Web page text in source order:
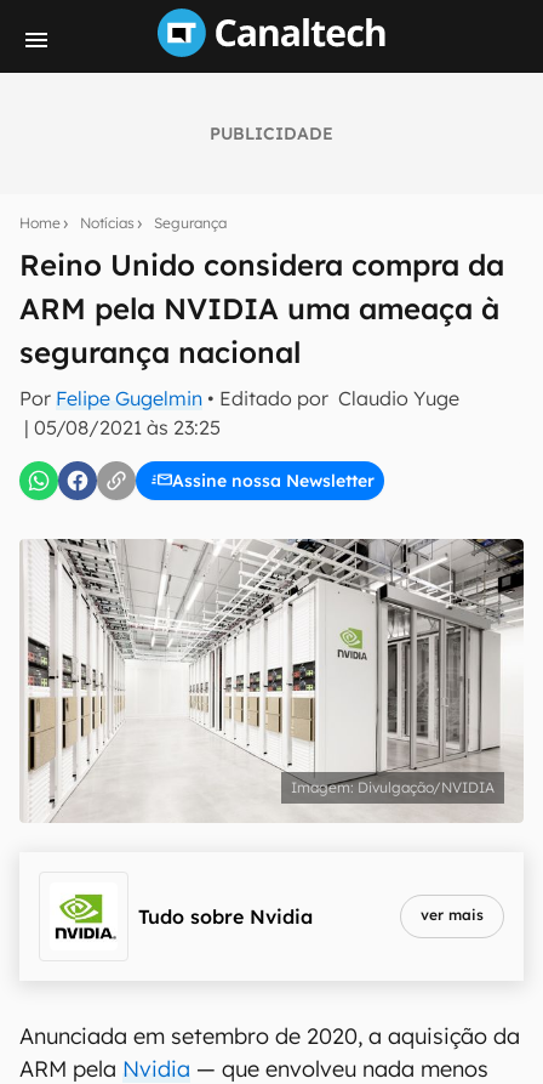
PUBLICIDADE
Home Notícias Segurança
Reino Unido considera compra da
ARM pela NVIDIA uma ameaça à
segurança nacional
Por Felipe Gugelmin • Editado por Claudio Yuge
| 05/08/2021 às 23:25
Assine nossa Newsletter
notícias e reviews sobre tecnologia em primeira
mão.
E-mail
inscreva-se
Confirmo que li, aceito e concordo com os Termos de
Uso e Política de Privacidade do Canaltech.
Divulgação/NVIDIA
Tudo sobre Nvidia ver mais
Anunciada em setembro de 2020, a aquisição da
ARM pela Nvidia — que envolveu nada menos